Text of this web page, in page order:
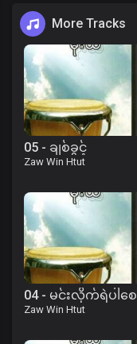
More Tracks
05 - ချစ်ခွင့်
Zaw Win Htut
04 - မင်းလိုက်ရဲပါစေ
Zaw Win Htut